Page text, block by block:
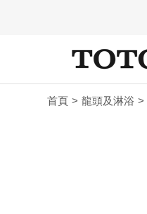
首頁 龍頭及淋浴